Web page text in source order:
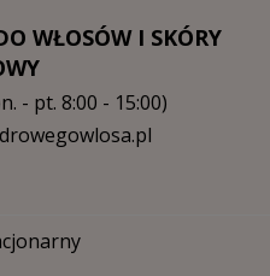
WŁOSÓW I SKÓRY
- pt. 8:00 - 15:00)